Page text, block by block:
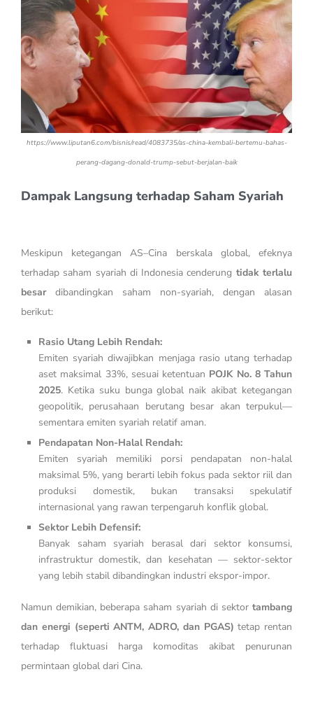
https://www.liputan6.com/bisnis/read/4083735/as-china-kembali-bertemu-bahas-
perang-dagang-donald-trump-sebut-berjalan-baik
Dampak Langsung terhadap Saham Syariah
Meskipun ketegangan AS–Cina berskala global, efeknya
terhadap saham syariah di Indonesia cenderung tidak terlalu
besardibandingkan saham non-syariah, dengan alasan
berikut:
Rasio Utang Lebih Rendah:
Emiten syariah diwajibkan menjaga rasio utang terhadap
aset maksimal 33%, sesuai ketentuan POJK No. 8 Tahun
2025. Ketika suku bunga global naik akibat ketegangan
geopolitik, perusahaan berutang besar akan terpukul—
sementara emiten syariah relatif aman.
Pendapatan Non-Halal Rendah:
Emiten syariah memiliki porsi pendapatan non-halal
maksimal 5%, yang berarti lebih fokus pada sektor riil dan
produksi domestik, bukan transaksi spekulatif
internasional yang rawan terpengaruh konflik global.
Sektor Lebih Defensif:
Banyak saham syariah berasal dari sektor konsumsi,
infrastruktur domestik, dan kesehatan — sektor-sektor
yang lebih stabil dibandingkan industri ekspor-impor.
Namun demikian, beberapa saham syariah di sektor tambang
dan energi (seperti ANTM, ADRO, dan PGAS) tetap rentan
terhadap fluktuasi harga komoditas akibat penurunan
permintaan global dari Cina.